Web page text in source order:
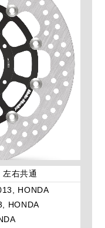
右共通
HONDA
HONDA